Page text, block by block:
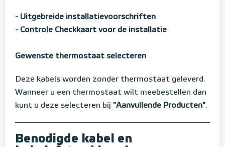
- Uitgebreide installatievoorschriften
- Controle Checkkaart voor de installatie
Gewenste thermostaat selecteren
Deze kabels worden zonder thermostaat geleverd.
Wanneer u een thermostaat wilt meebestellen dan
kunt u deze selecteren bij "Aanvullende Producten".
Benodigde kabel en